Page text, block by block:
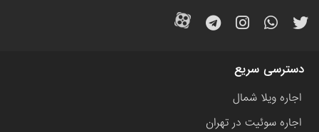
دسترسی سریع
اجاره ویلا شمال
اجاره سوئیت در تهران